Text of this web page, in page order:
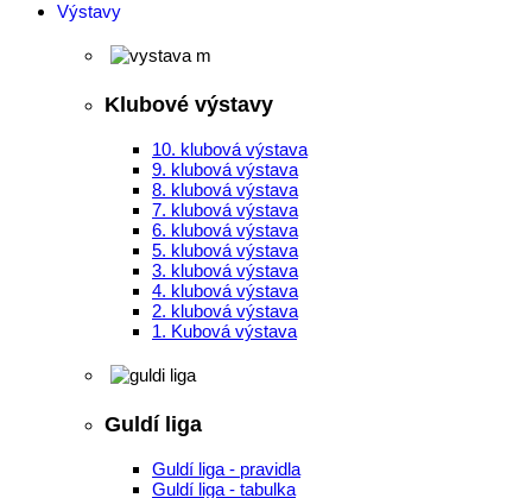
Výstavy
Klubové výstavy
10. klubová výstava
9. klubová výstava
8. klubová výstava
7. klubová výstava
6. klubová výstava
5. klubová výstava
3. klubová výstava
4. klubová výstava
2. klubová výstava
1. Kubová výstava
Guldí liga
Guldí liga - pravidla
Guldí liga - tabulka